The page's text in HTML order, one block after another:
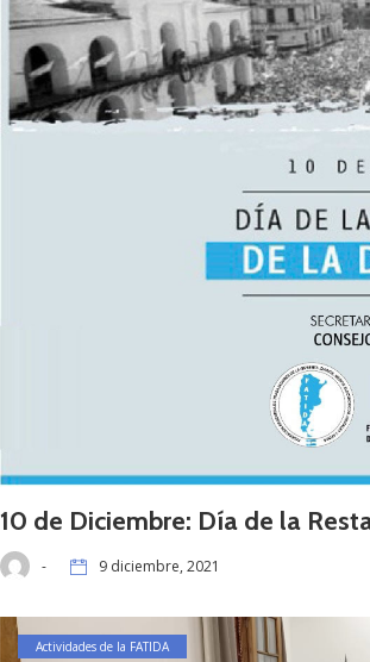
10 de Diciembre: Día de la
- 9 diciembre, 2021
Actividades de la FATIDA